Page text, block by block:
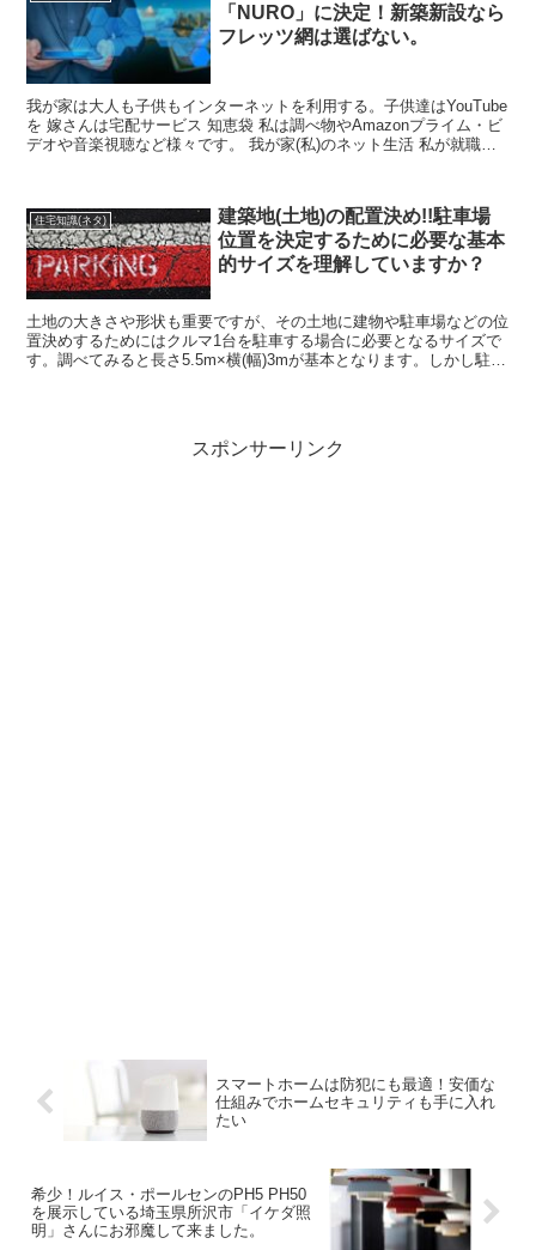
「NURO」に決定！新築新設なら
フレッツ網は選ばない。
我が家は大人も子供もインターネットを利用する。子供達はYouTube
を 嫁さんは宅配サービス 知恵袋 私は調べ物やAmazonプライム・ビ
デオや音楽視聴など様々です。 我が家(私)のネット生活 私が就職と
住宅知識(ネタ)
建築地(土地)の配置決め!!駐車場
位置を決定するために必要な基本
的サイズを理解していますか？
土地の大きさや形状も重要ですが、その土地に建物や駐車場などの位
置決めするためにはクルマ1台を駐車する場合に必要となるサイズで
す。調べてみると長さ5.5m×横(幅)3mが基本となります。しかし駐車
スポンサーリンク
スマートホームは防犯にも最適！安価な
仕組みでホームセキュリティも手に入れ
たい
希少！ルイス・ポールセンのPH5 PH50
を展示している埼玉県所沢市「イケダ照
明」さんにお邪魔して来ました。